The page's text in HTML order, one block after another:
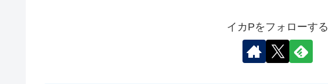
イカPをフォローする